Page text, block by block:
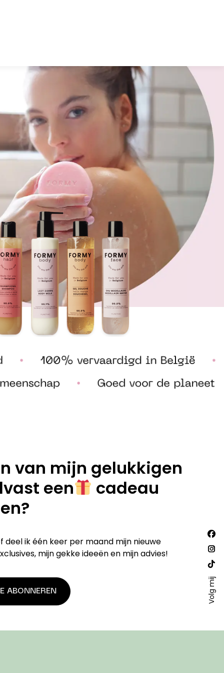
van mijn gelukkigen
een
cadeau
deel ik één keer per maand mijn nieuwe
mijn gekke ideeën en mijn advies!
Volg mij
Vind
op:
in
in